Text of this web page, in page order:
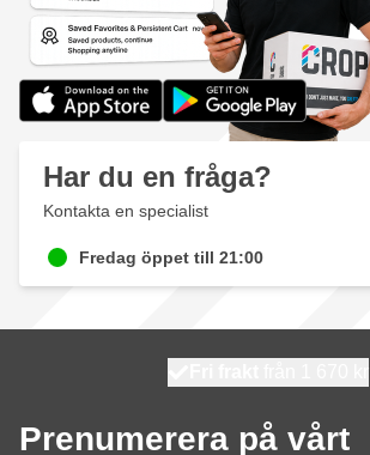
Har du en fråga?
Kontakta en specialist
Fredag öppet till 21:00
Prenumerera på vårt